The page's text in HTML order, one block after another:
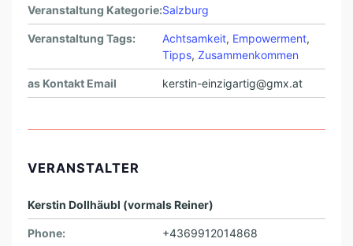
Veranstaltung Kategorie:Salzburg
Veranstaltung Tags: Achtsamkeit, Empowerment,
Tipps, Zusammenkommen
as Kontakt Email kerstin-einzigartig@gmx.at
VERANSTALTER
Kerstin Dollhäubl (vormals Reiner)
Phone: +4369912014868